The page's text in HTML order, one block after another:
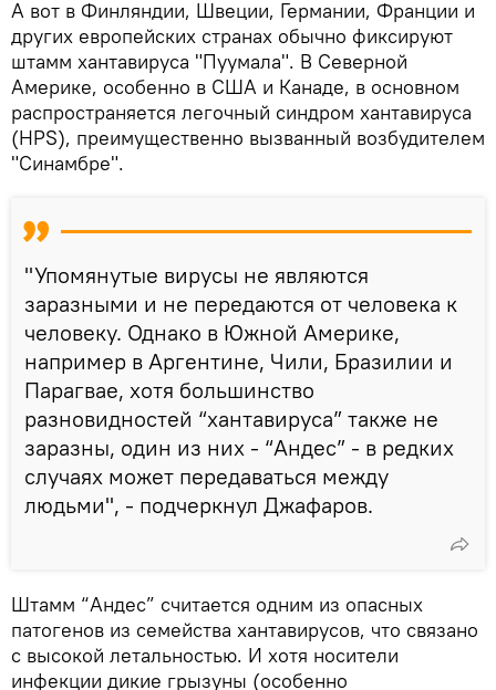
А вот в Финляндии, Швеции, Германии, Франции и
других европейских странах обычно фиксируют
штамм хантавируса "Пуумала". В Северной
Америке, особенно в США и Канаде, в основном
распространяется легочный синдром хантавируса
(HPS), преимущественно вызванный возбудителем
"Синамбре".
"Упомянутые вирусы не являются
заразными и не передаются от человека к
человеку. Однако в Южной Америке,
например в Аргентине, Чили, Бразилии и
Парагвае, хотя большинство
разновидностей “хантавируса” также не
заразны, один из них - “Андес” - в редких
случаях может передаваться между
людьми", - подчеркнул Джафаров.
Штамм “Андес” считается одним из опасных
патогенов из семейства хантавирусов, что связано
с высокой летальностью. И хотя носители
инфекции дикие грызуны (особенно